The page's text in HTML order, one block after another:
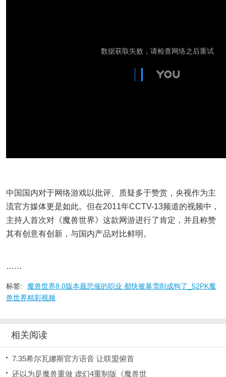
中国国内对于网络游戏以批评、质疑多于赞赏，央视作为主
流官方媒体更是如此。但在2011年CCTV-13频道的视频中，
主持人首次对《魔兽世界》这款网游进行了肯定，并且称赞
其有创意有创新，与国内产品对比鲜明。
……
标签:
魔兽世界8.0版本最悲催的职业 都快被暴雪削成狗了_52PK魔
兽世界精彩视频
相关阅读
7.35希尔瓦娜斯官方语音 让联盟俯首
还以为是魔兽重做 虚幻4重制版《魔兽世